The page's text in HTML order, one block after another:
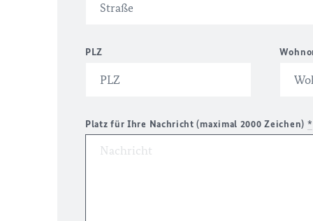
PLZ
Platz für Ihre Nachricht (maximal 2000 Zeichen) *